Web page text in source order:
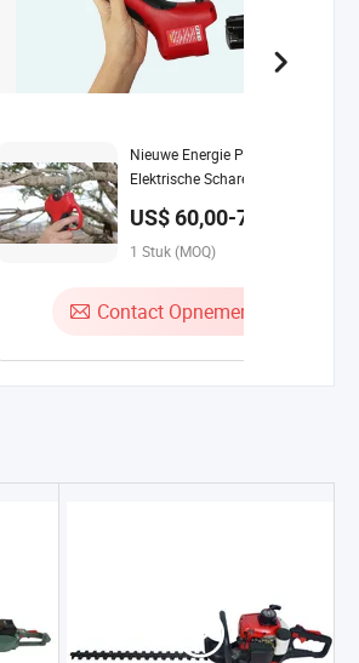
00:45
Nieuwe Energie Professionele
Elektrische Scharen met
Oplaadbare Lithiumbatterij
US$ 60,00-75,00 /
Stuk
1 Stuk (MOQ)
Contact Opnemen